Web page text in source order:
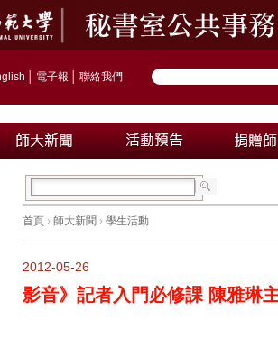
電子報 聯絡我們
首頁 › 師大新聞 › 學生活動
2012-05-26
影音》記者入門必修課 陳雅琳